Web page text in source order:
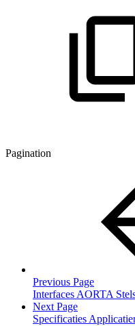
Pagination
Previous Page
Interfaces AORTA
Next Page
Specificaties